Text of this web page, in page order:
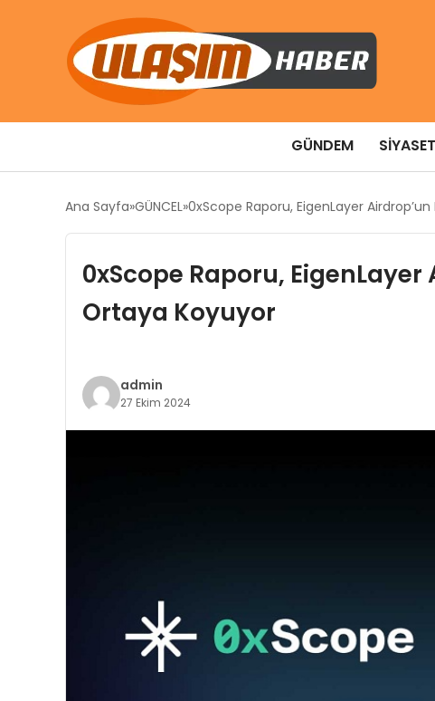
GÜNDEM SIYASET
Ana Sayfa GÜNCEL 0xScope Raporu, EigenLayer
0xScope Raporu,
Ortaya Koyuyor
admin
27 Ekim 2024